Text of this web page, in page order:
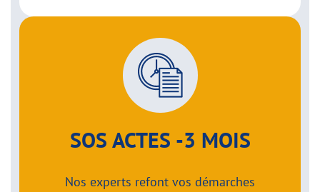
SOS ACTES -3 MOIS
Nos experts refont vos démarches